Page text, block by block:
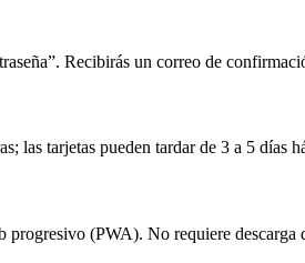
Recibirás un correo de
las tarjetas pueden tardar de 3 a 5 días
progresivo (PWA). No requiere descarga